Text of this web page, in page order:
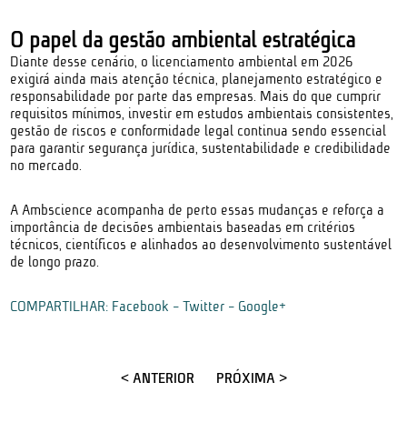
O papel da gestão ambiental estratégica
Diante desse cenário, o licenciamento ambiental em 2026
exigirá ainda mais atenção técnica, planejamento estratégico e
responsabilidade por parte das empresas. Mais do que cumprir
requisitos mínimos, investir em estudos ambientais consistentes,
gestão de riscos e conformidade legal continua sendo essencial
para garantir segurança jurídica, sustentabilidade e credibilidade
no mercado.
A Ambscience acompanha de perto essas mudanças e reforça a
importância de decisões ambientais baseadas em critérios
técnicos, científicos e alinhados ao desenvolvimento sustentável
de longo prazo.
COMPARTILHAR: Facebook -Twitter - Google+
< ANTERIOR PRÓXIMA >